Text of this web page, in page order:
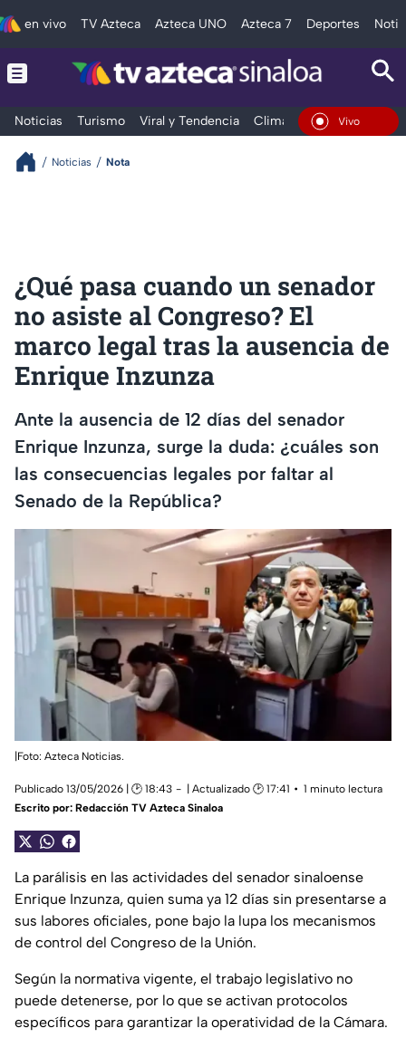
en vivo TV Azteca Azteca UNO Azteca 7 Deportes
Noticias Turismo Viral y Tendencia Clima Deportes
En Vivo
Noticias Nota
¿Qué pasa cuando un senador
no asiste al Congreso? El
marco legal tras la ausencia de
Enrique Inzunza
Ante la ausencia de 12 días del senador
Enrique Inzunza, surge la duda: ¿cuáles son
las consecuencias legales por faltar al
Senado de la República?
|Foto: Azteca Noticias.
Publicado 13/05/2026 | 🕑 18:43 | Actualizado 🕑 17:41
1 minuto lectura
Escrito por: Redacción TV Azteca Sinaloa
La parálisis en las actividades del senador sinaloense
Enrique Inzunza, quien suma ya 12 días sin presentarse a
sus labores oficiales, pone bajo la lupa los mecanismos
de control del Congreso de la Unión.
Según la normativa vigente, el trabajo legislativo no
puede detenerse, por lo que se activan protocolos
específicos para garantizar la operatividad de la Cámara.